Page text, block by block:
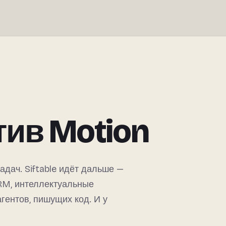
Motion
Siftable идёт дальше —
интеллектуальные
пишущих код. И у